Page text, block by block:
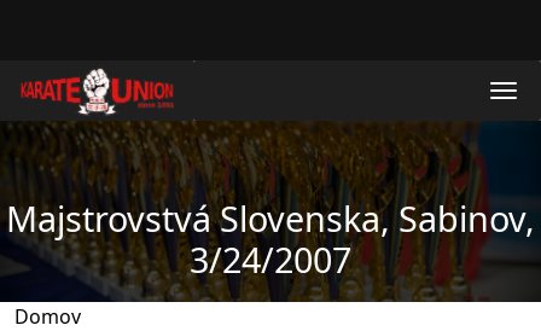
Majstrovstvá Slovenska, Sabinov,
3/24/2007
Domov